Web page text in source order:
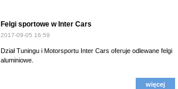
Felgi sportowe w Inter Cars
2017-09-05 16:59
Dział Tuningu i Motorsportu Inter Cars oferuje odlewane felgi
aluminiowe.
więcej